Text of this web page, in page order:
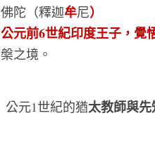
佛陀（釋迦牟尼）
公元前6世紀印度王子，覺
槃之境。
公元1世紀的猶太教師與